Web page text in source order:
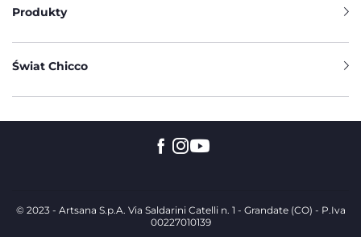
Produkty
Świat Chicco
© 2023 - Artsana S.p.A. Via Saldarini Catelli n. 1 - Grandate (CO) - P.Iva
00227010139